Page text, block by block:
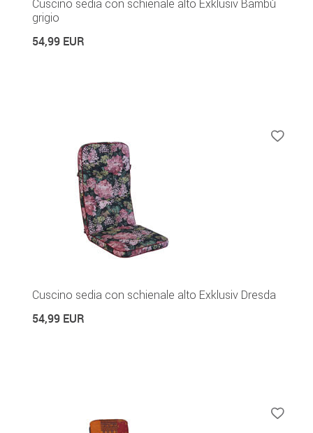
Cuscino sedia con schienale alto Exklusiv Bambù
grigio
54,99 EUR
Cuscino sedia con schienale alto Exklusiv Dresda
54,99 EUR